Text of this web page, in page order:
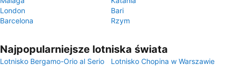
London
Bari
Barcelona
Rzym
Najpopularniejsze lotniska świata
Lotnisko Bergamo-Orio al Serio
Lotnisko Chopina w Warszawie